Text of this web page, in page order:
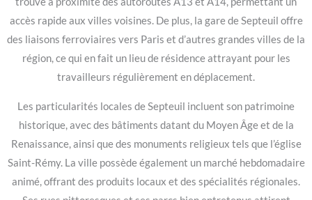
accès rapide aux villes voisines. De plus, la gare de Septeuil offre
des liaisons ferroviaires vers Paris et d’autres grandes villes de la
région, ce qui en fait un lieu de résidence attrayant pour les
travailleurs régulièrement en déplacement.
Les particularités locales de Septeuil incluent son patrimoine
historique, avec des bâtiments datant du Moyen Âge et de la
Renaissance, ainsi que des monuments religieux tels que l’église
Saint-Rémy. La ville possède également un marché hebdomadaire
animé, offrant des produits locaux et des spécialités régionales.